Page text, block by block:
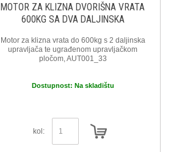
MOTOR ZA KLIZNA DVORIŠNA VRATA
600KG SA DVA DALJINSKA
Motor za klizna vrata do 600kg s 2 daljinska
upravljača te ugrađenom upravljačkom
pločom, AUT001_33
Dostupnost: Na skladištu
kol: